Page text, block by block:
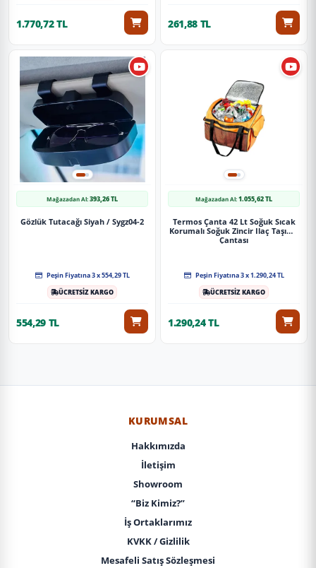
1.770,72 TL 261,88 TL
Mağazadan Al:393,26 TL
Gözlük Tutacağı Siyah / Sygz04-2
Peşin Fiyatına 3 x 554,29 TL
ÜCRETSİZ KARGO
554,29 TL
Mağazadan Al:1.055,62 TL
Termos Çanta 42 Lt Soğuk Sıcak
Korumalı Soğuk Zincir Ilaç Taşıma
Çantası
Peşin Fiyatına 3 x 1.290,24 TL
ÜCRETSİZ KARGO
1.290,24 TL
KURUMSAL
Hakkımızda
İletişim
Showroom
“Biz Kimiz?”
İş Ortaklarımız
KVKK / Gizlilik
Mesafeli Satış Sözleşmesi